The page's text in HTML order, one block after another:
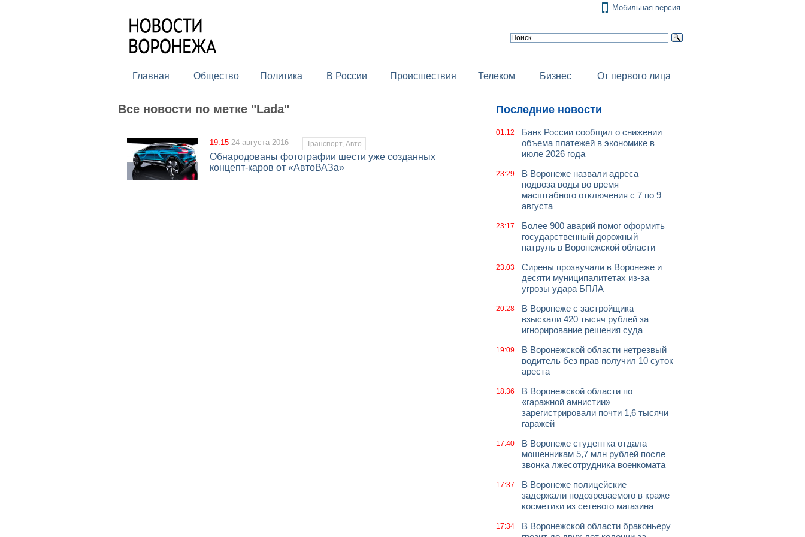
Мобильная версия
Главная Общество Политика В России Происшествия Телеком Бизнес От первого лица
Все новости по метке "Lada"
19:15 24 августа 2016 Транспорт, Авто
Обнародованы фотографии шести уже созданных
концепт-каров от «АвтоВАЗа»
Последние новости
01:12
Банк России сообщил о снижении
объема платежей в экономике в
июле 2026 года
23:29
В Воронеже назвали адреса
подвоза воды во время
масштабного отключения с 7 по 9
августа
23:17
Более 900 аварий помог оформить
государственный дорожный
патруль в Воронежской области
23:03
Сирены прозвучали в Воронеже и
десяти муниципалитетах из-за
угрозы удара БПЛА
20:28
В Воронеже с застройщика
взыскали 420 тысяч рублей за
игнорирование решения суда
19:09
В Воронежской области нетрезвый
водитель без прав получил 10 суток
ареста
18:36
В Воронежской области по
«гаражной амнистии»
зарегистрировали почти 1,6 тысячи
гаражей
17:40
В Воронеже студентка отдала
мошенникам 5,7 млн рублей после
звонка лжесотрудника военкомата
17:37
В Воронеже полицейские
задержали подозреваемого в краже
косметики из сетевого магазина
17:34
В Воронежской области браконьеру